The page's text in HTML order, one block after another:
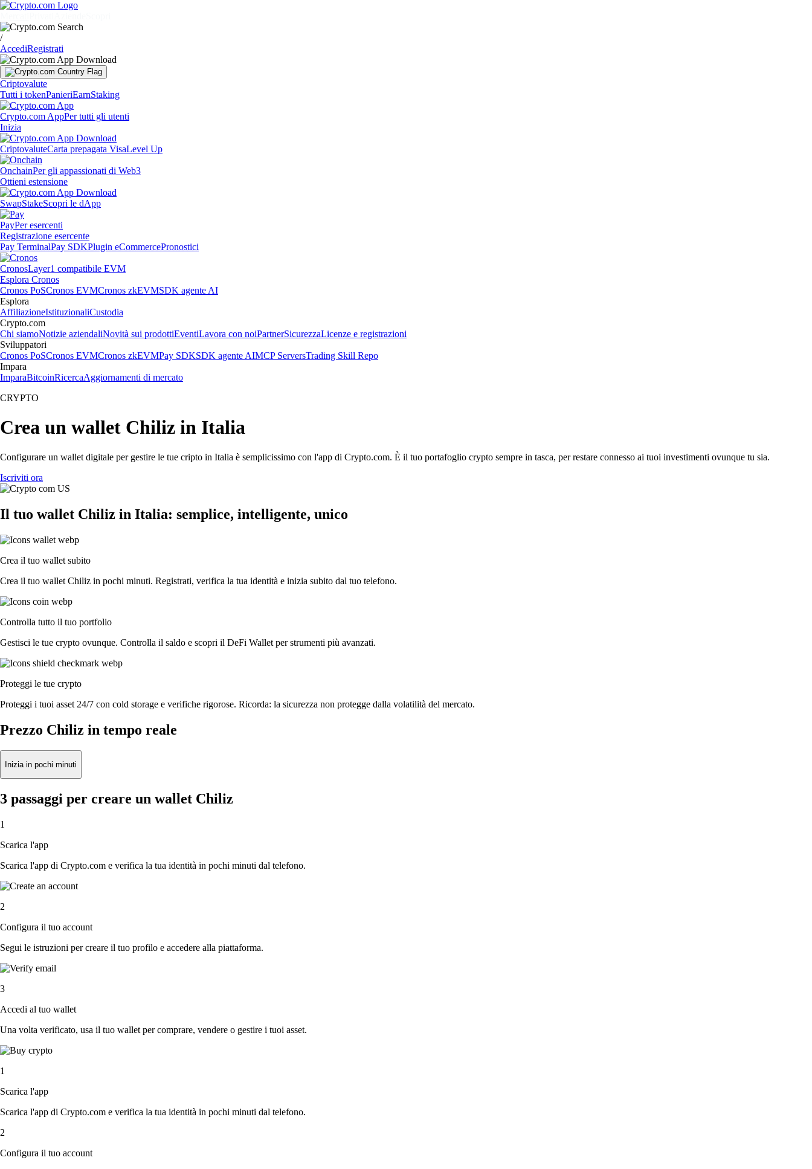
/
AccediRegistrati
Criptovalute
Tutti i tokenPanieriEarnStaking
Crypto.com AppPer tutti gli utenti
Inizia
CriptovaluteCarta prepagata VisaLevel Up
OnchainPer gli appassionati di Web3
Ottieni estensione
SwapStakeScopri le dApp
PayPer esercenti
Registrazione esercente
Pay TerminalPay SDKPlugin eCommercePronostici
CronosLayer1 compatibile EVM
Esplora Cronos
Cronos PoSCronos EVMCronos zkEVMSDK agente AI
Esplora
AffiliazioneIstituzionaliCustodia
Crypto.com
Chi siamoNotizie aziendaliNovità sui prodottiEventiLavora con noiPartnerSicurezzaLicenze e registrazioni
Sviluppatori
Cronos PoSCronos EVMCronos zkEVMPay SDKSDK agente AIMCP ServersTrading Skill Repo
Impara
ImparaBitcoinRicercaAggiornamenti di mercato
CRYPTO
Crea un wallet Chiliz in Italia
Configurare un wallet digitale per gestire le tue cripto in Italia è semplicissimo con l'app di Crypto.com. È il tuo portafoglio crypto sempre in tasca, per restare connesso ai tuoi investimenti ovunque tu sia.
Iscriviti ora
Il tuo wallet Chiliz in Italia: semplice, intelligente, unico
Crea il tuo wallet subito
Crea il tuo wallet Chiliz in pochi minuti. Registrati, verifica la tua identità e inizia subito dal tuo telefono.
Controlla tutto il tuo portfolio
Gestisci le tue crypto ovunque. Controlla il saldo e scopri il DeFi Wallet per strumenti più avanzati.
Proteggi le tue crypto
Proteggi i tuoi asset 24/7 con cold storage e verifiche rigorose. Ricorda: la sicurezza non protegge dalla volatilità del mercato.
Prezzo Chiliz in tempo reale
Inizia in pochi minuti
3 passaggi per creare un wallet Chiliz
1
Scarica l'app
Scarica l'app di Crypto.com e verifica la tua identità in pochi minuti dal telefono.
2
Configura il tuo account
Segui le istruzioni per creare il tuo profilo e accedere alla piattaforma.
3
Accedi al tuo wallet
Una volta verificato, usa il tuo wallet per comprare, vendere o gestire i tuoi asset.
1
Scarica l'app
Scarica l'app di Crypto.com e verifica la tua identità in pochi minuti dal telefono.
2
Configura il tuo account